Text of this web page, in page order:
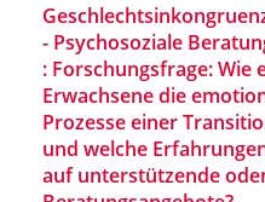
- Psychosoziale
: Forschungsfrage: Wie
Erwachsene die
Prozesse einer
und welche
auf unterstützende